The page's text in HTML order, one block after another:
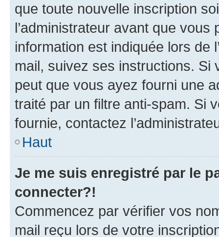
que toute nouvelle inscription
l’administrateur avant que
information est indiquée lors de
mail, suivez ses instructions. Si
peut que vous ayez fourni une
traité par un filtre anti-spam. Si
fournie, contactez
Haut
Je me suis enregistré par le
connecter?!
Commencez par vérifier vos
mail reçu lors de votre